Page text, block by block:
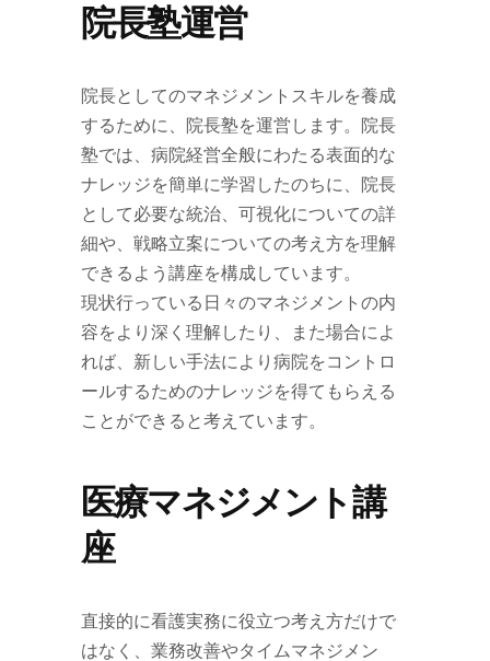
院長塾運営
院長としてのマネジメントスキルを養成
するために、院長塾を運営します。院長
塾では、病院経営全般にわたる表面的な
ナレッジを簡単に学習したのちに、院長
として必要な統治、可視化についての詳
細や、戦略立案についての考え方を理解
できるよう講座を構成しています。
現状行っている日々のマネジメントの内
容をより深く理解したり、また場合によ
れば、新しい手法により病院をコントロ
ールするためのナレッジを得てもらえる
ことができると考えています。
医療マネジメント講
座
直接的に看護実務に役立つ考え方だけで
はなく、業務改善やタイムマネジメン